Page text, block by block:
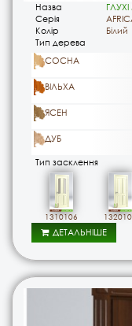
Назва
Серія
Колір
Білий
Тип дерева
СОСНА
ВІЛЬХА
ЯСЕН
ДУБ
Тип засклення
1310106
ДЕТАЛЬНІШЕ